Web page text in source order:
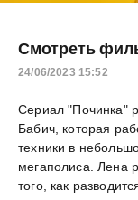
Смотреть
24/06/2023 15:52
Сериал "Починка"
Бабич, которая
техники в
мегаполиса. Лена
того, как